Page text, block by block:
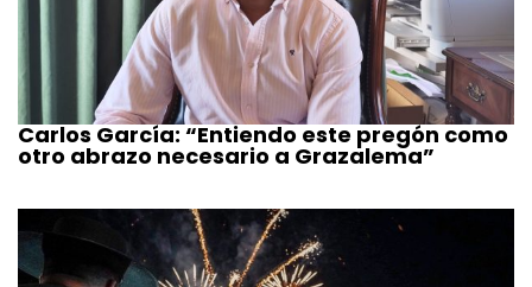
Carlos García: “Entiendo este pregón como
otro abrazo necesario a Grazalema”